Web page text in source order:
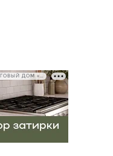
РЕКЛАМА • ООО СТРОИТЕЛЬНЫЙ ТОРГОВЫЙ ДОМ «ПЕТРОВИЧ», ИНН 7802348846